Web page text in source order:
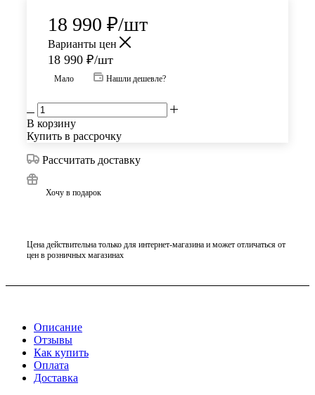
18 990 ₽/шт
Варианты цен
18 990 ₽/шт
Мало Нашли дешевле?
В корзину
Купить в рассрочку
Рассчитать доставку
Хочу в подарок
Цена действительна только для интернет-магазина и может отличаться от
цен в розничных магазинах
Описание
Отзывы
Как купить
Оплата
Доставка